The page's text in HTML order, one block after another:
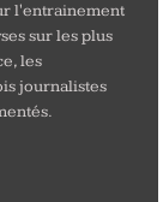
l'entrainement
sur les plus
les
journalistes